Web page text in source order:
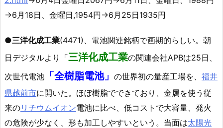
→6月18日、金曜日,1954円→6月25日1935円
●三洋化成工業(4471)、電池関連銘柄で画期的らしい。朝
日デジタルより「三洋化成工業の関連会社APBは25日、
次世代電池 「全樹脂電池」 の世界初の量産工場を、 福井
県越前市に開いた。ほぼ樹脂でできており、金属を使う従
来のリチウムイオン電池に比べ、低コストで大容量、発火
の危険が少なく、形も加工しやすいという。当面は太陽光